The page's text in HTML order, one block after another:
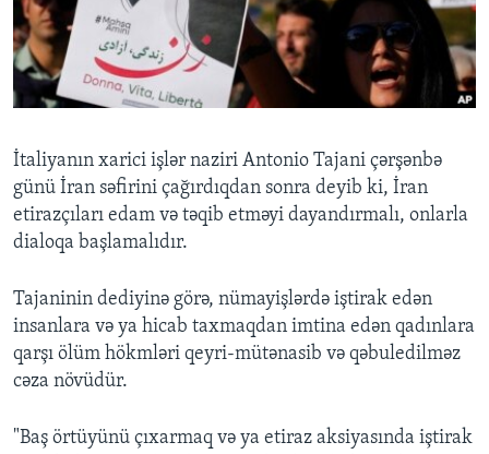
BIZI IZLƏYIN
Dillər
İtaliyanın xarici işlər naziri Antonio Tajani çərşənbə
günü İran səfirini çağırdıqdan sonra deyib ki, İran
etirazçıları edam və təqib etməyi dayandırmalı, onlarla
dialoqa başlamalıdır.
Tajaninin dediyinə görə, nümayişlərdə iştirak edən
insanlara və ya hicab taxmaqdan imtina edən qadınlara
qarşı ölüm hökmləri qeyri-mütənasib və qəbuledilməz
cəza növüdür.
"Baş örtüyünü çıxarmaq və ya etiraz aksiyasında iştirak